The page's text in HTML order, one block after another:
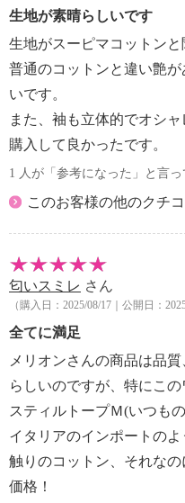
生地が素晴らしいです
生地がスーピマコットンと
普通のコットンと違い艶
いです。
また、袖も立体的でオシ
購入して良かったです。
1 人が「参考になった」と言っ
このお客様の他のクチ
匂いスミレ さん
（購入日：2025/08/17｜公開日：
全てに満足
メリオンさんの商品は品
らしいのですが、特にこ
スティルトープＭ(いつも
イタリアのインポートの
触りのコットン、それな
価格！